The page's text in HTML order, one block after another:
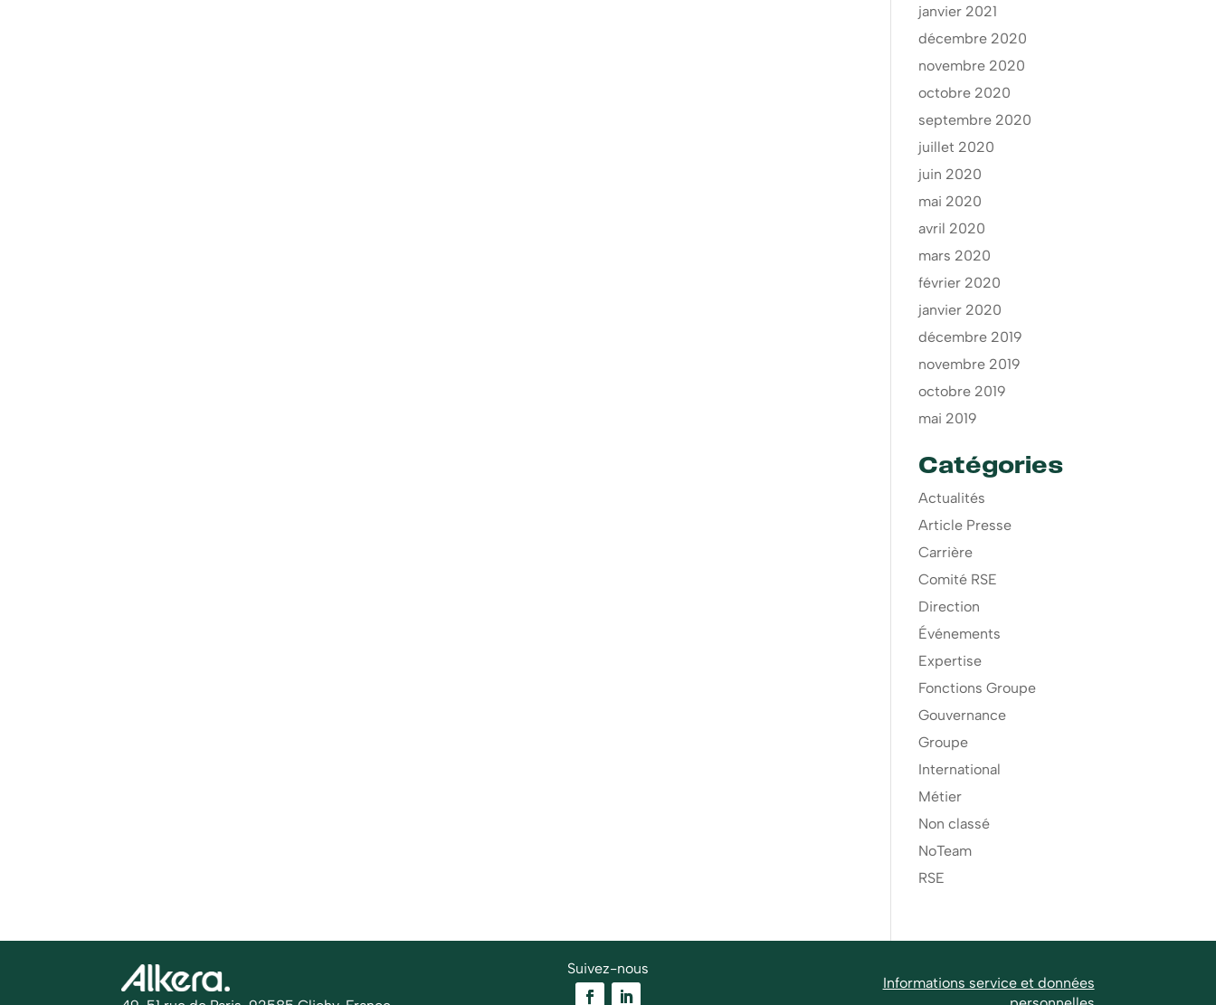
janvier 2021
décembre 2020
novembre 2020
octobre 2020
septembre 2020
juillet 2020
juin 2020
mai 2020
avril 2020
mars 2020
février 2020
janvier 2020
décembre 2019
novembre 2019
octobre 2019
mai 2019
Catégories
Actualités
Article Presse
Carrière
Comité RSE
Direction
Événements
Expertise
Fonctions Groupe
Gouvernance
Groupe
International
Métier
Non classé
NoTeam
RSE
Suivez-nous
Informations service et données